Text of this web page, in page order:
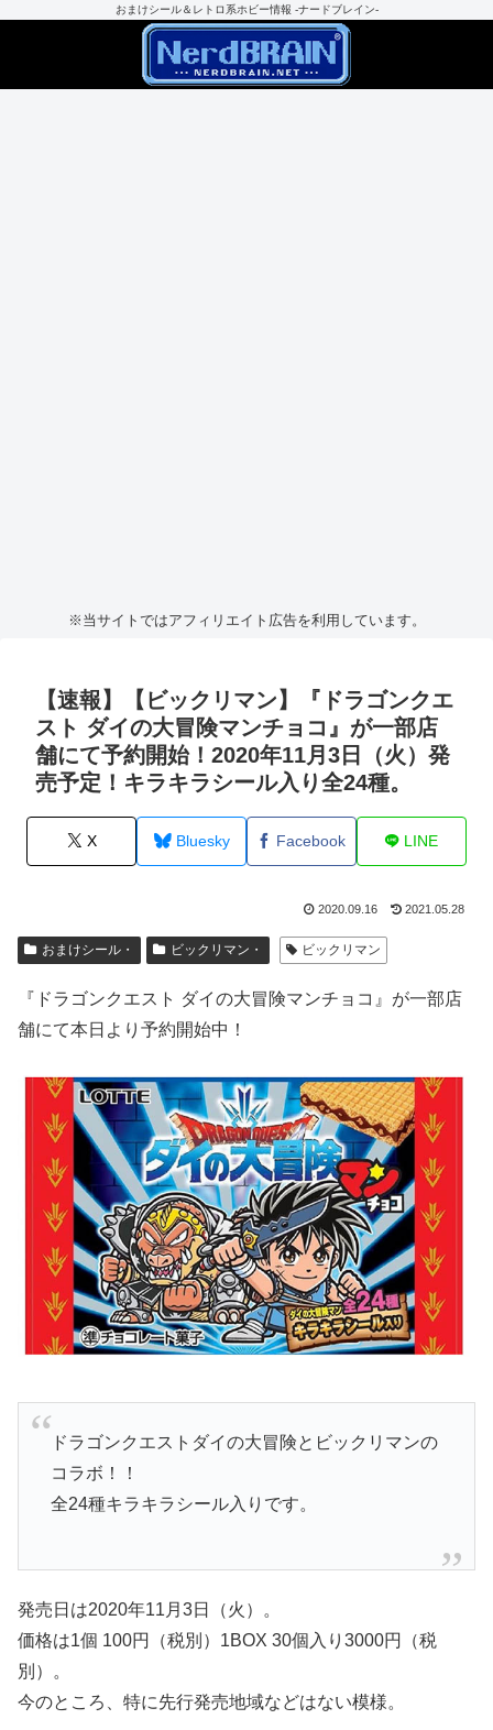
おまけシール＆レトロ系ホビー情報 -ナードブレイン-
※当サイトではアフィリエイト広告を利用しています。
【速報】【ビックリマン】『ドラゴンクエ
スト ダイの大冒険マンチョコ』が一部店
舗にて予約開始！2020年11月3日（火）発
売予定！キラキラシール入り全24種。
X Bluesky Facebook LINE
2020.09.16 2021.05.28
おまけシール・ ビックリマン・ ビックリマン
『ドラゴンクエスト ダイの大冒険マンチョコ』が一部店
舗にて本日より予約開始中！
ドラゴンクエストダイの大冒険とビックリマンの
コラボ！！
全24種キラキラシール入りです。
発売日は2020年11月3日（火）。
価格は1個 100円（税別）1BOX 30個入り3000円（税
別）。
今のところ、特に先行発売地域などはない模様。